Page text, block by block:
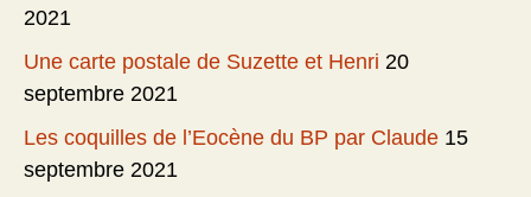
2021
Une carte postale de Suzette et Henri 20
septembre 2021
Les coquilles de l’Eocène du BP par Claude 15
septembre 2021